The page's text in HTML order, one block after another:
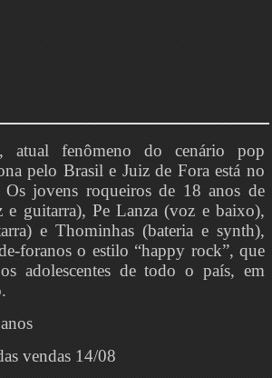
atual fenômeno do cenário pop
pelo Brasil e Juiz de Fora está no
jovens roqueiros de 18 anos de
guitarra), Pe Lanza (voz e baixo),
e Thominhas (bateria e synth),
foranos o estilo “happy rock”, que
adolescentes de todo o país, em
vendas 14/08